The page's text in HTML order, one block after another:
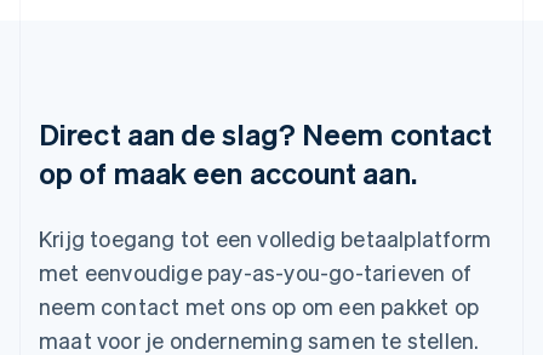
Direct aan de slag? Neem contact
op of maak een account aan.
Krijg toegang tot een volledig betaalplatform
met eenvoudige pay-as-you-go-tarieven of
neem contact met ons op om een pakket op
maat voor je onderneming samen te stellen.
Maleisië
English 简体中文
Malta
EspañolEnglish
Nederland
English
Nieuw-Zeeland
English